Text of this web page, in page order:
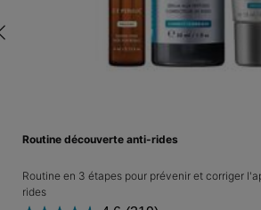
Routine découverte anti-rides
Routine en 3 étapes pour prévenir et corriger
rides